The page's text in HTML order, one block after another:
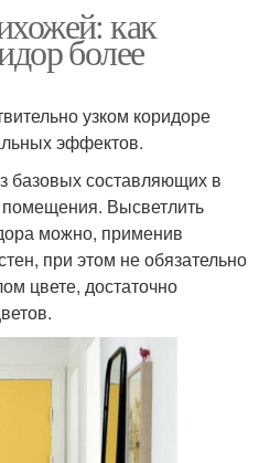
как
более
узком коридоре
эффектов.
базовых составляющих в
Высветлить
можно, применив
при этом не обязательно
цвете, достаточно